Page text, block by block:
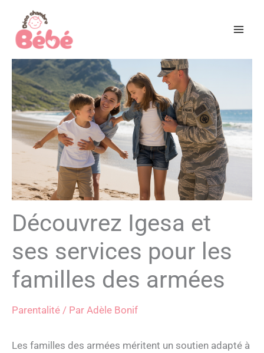
contenu
Découvrez Igesa et
ses services pour les
familles des armées
Parentalité / Par Adèle Bonif
Les familles des armées méritent un soutien adapté à